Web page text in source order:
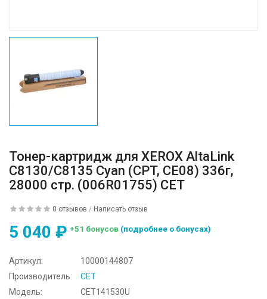
Тонер-картридж для XEROX AltaLink
C8130/C8135 Cyan (CPT, CE08) 336г,
28000 стр. (006R01755) CET
0 отзывов / Написать отзыв
5 040 ₽ +51 бонусов (подробнее о бонусах)
Артикул:
10000144807
Производитель:
CET
Модель:
CET141530U